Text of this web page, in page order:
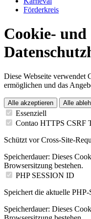
Förderkreis
Cookie- und
Diese Webseite verwendet
ermöglichen und das
Alle akzeptieren Alle
Essenziell
Contao HTTPS CSRF
Schützt vor Cross-Site-
Speicherdauer: Dieses
Browsersitzung bestehen.
PHP SESSION ID
Speichert die aktuelle PHP-
Speicherdauer: Dieses